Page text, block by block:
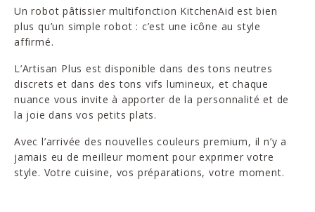
Un robot pâtissier multifonction KitchenAid est bien
plus qu’un simple robot : c’est une icône au style
affirmé.
L’Artisan Plus est disponible dans des tons neutres
discrets et dans des tons vifs lumineux, et chaque
nuance vous invite à apporter de la personnalité et de
la joie dans vos petits plats.
Avec l’arrivée des nouvelles couleurs premium, il n’y a
jamais eu de meilleur moment pour exprimer votre
style. Votre cuisine, vos préparations, votre moment.